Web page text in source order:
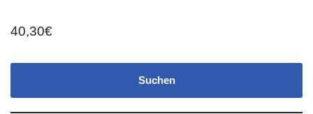
40,30€
Suchen